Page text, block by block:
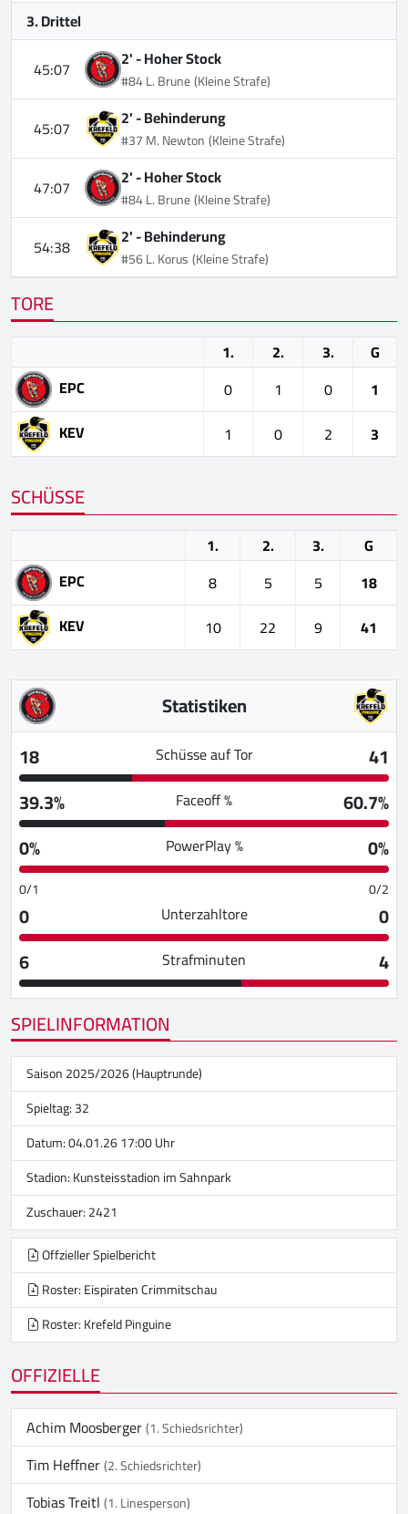
3. Drittel
45:07
2' -Hoher Stock
#84 L. Brune(Kleine Strafe)
45:07 2' -Behinderung
#37 M. Newton(Kleine Strafe)
47:07 2' -Hoher Stock
#84 L. Brune(Kleine Strafe)
54:38 2' -Behinderung
#56 L. Korus(Kleine Strafe)
TORE
1. 2. 3.
G
EPC
0 1 0
1
KEV
1 0 2 3
SCHÜSSE
1. 2. 3.
G
EPC
8 5 5
18
KEV
10 22 9 41
Statistiken
18
Schüsse auf Tor
41
39.3%
Faceoff %
60.7%
0%
PowerPlay % 0%
0/1 0/2
0 Unterzahltore
0
6
Strafminuten
4
SPIELINFORMATION
Saison 2025/2026 (Hauptrunde)
Spieltag: 32
Datum: 04.01.26 17:00 Uhr
Stadion:Kunsteisstadion im Sahnpark
Zuschauer: 2421
Offzieller Spielbericht
Roster: Eispiraten Crimmitschau
Roster: Krefeld Pinguine
OFFIZIELLE
Achim Moosberger(1. Schiedsrichter)
Tim Heffner(2. Schiedsrichter)
Tobias Treitl(1. Linesperson)